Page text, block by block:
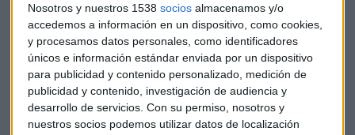
Nosotros y nuestros 1538 socios almacenamos y/o
accedemos a información en un dispositivo, como cookies,
y procesamos datos personales, como identificadores
únicos e información estándar enviada por un dispositivo
para publicidad y contenido personalizado, medición de
publicidad y contenido, investigación de audiencia y
desarrollo de servicios. Con su permiso, nosotros y
nuestros socios podemos utilizar datos de localización
Pero el otro golpe viene directamente del Gobierno. Los
recientes cambios en la Ley de Arrendamientos Urbanos es
el nuevo dolor de cabeza de este lobby. El cambio que más
perjudica a las socimis es la ampliación de laduración de
los contratos de alquiler: de ahora en adelante, de
añossi el arrendador es una empresa. Una duración que las